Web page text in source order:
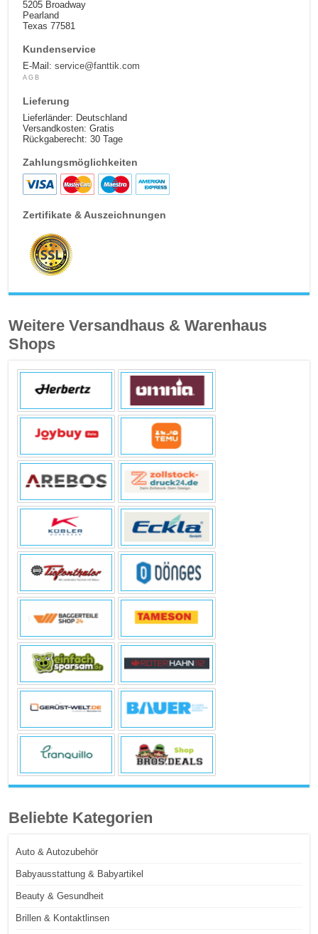
5205 Broadway
Pearland
Texas 77581
Kundenservice
E-Mail:service@fanttik.com
AGB
Lieferung
Lieferländer: Deutschland
Versandkosten: Gratis
Rückgaberecht: 30 Tage
Zahlungsmöglichkeiten
Zertifikate & Auszeichnungen
Weitere Versandhaus & Warenhaus
Shops
Beliebte Kategorien
Auto & Autozubehör
Babyausstattung & Babyartikel
Beauty & Gesundheit
Brillen & Kontaktlinsen